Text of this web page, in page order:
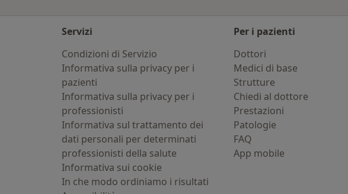
Servizi
Condizioni di Servizio
Informativa sulla privacy per i
pazienti
Informativa sulla privacy per i
professionisti
Informativa sul trattamento dei
dati personali per determinati
professionisti della salute
Informativa sui cookie
In che modo ordiniamo i risultati
Per i pazienti
Dottori
Medici di base
Strutture
Chiedi al dottore
Prestazioni
Patologie
FAQ
App mobile